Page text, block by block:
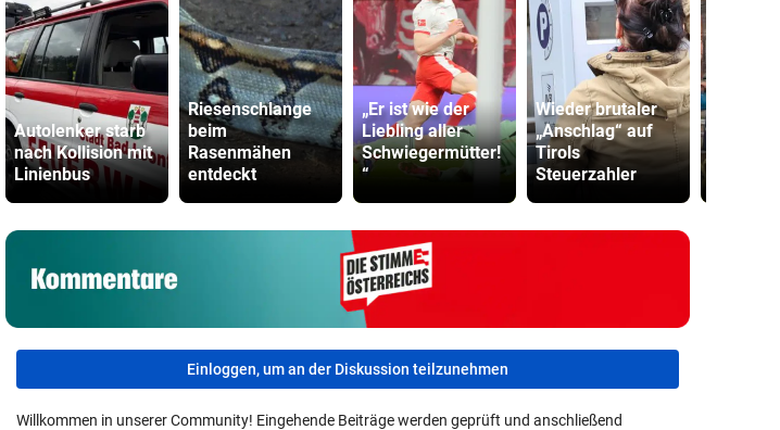
Autolenker starb
nach Kollision mit
Linienbus
Riesenschlange
beim
Rasenmähen
entdeckt
„Er ist wie der
Liebling aller
Schwiegermütter!
“
Wieder brutaler
„Anschlag“ auf
Tirols
Steuerzahler
Einloggen, um an der Diskussion teilzunehmen
Willkommen in unserer Community! Eingehende Beiträge werden geprüft und anschließend